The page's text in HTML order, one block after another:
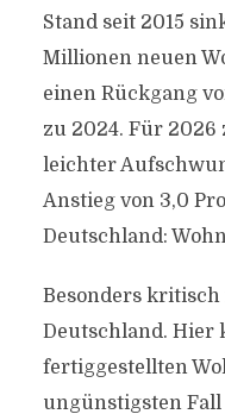
Stand seit 2015
Millionen neuen
einen Rückgang
zu 2024. Für 2026
leichter
Anstieg von 3,0
Deutschland:
Besonders
Deutschland. Hier
fertiggestellten
ungünstigsten